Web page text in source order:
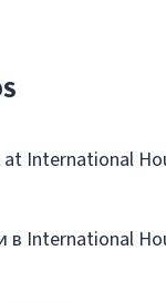
International
в International